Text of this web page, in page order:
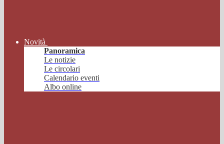
Novità
Panoramica
Le notizie
Le circolari
Calendario eventi
Albo online